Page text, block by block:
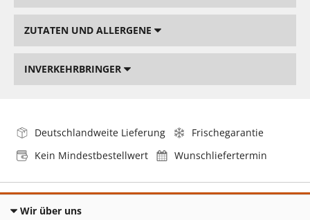
ZUTATEN UND ALLERGENE
INVERKEHRBRINGER
Deutschlandweite Lieferung
Frischegarantie
Kein Mindestbestellwert
Wunschliefertermin
Wir über uns